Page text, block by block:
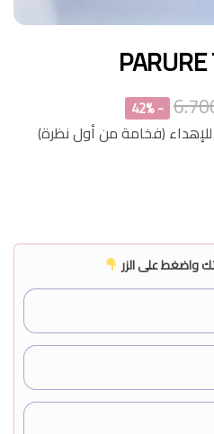
- 42%
للإهداء (فخامة من أول نظرة)
واضغط على الزر